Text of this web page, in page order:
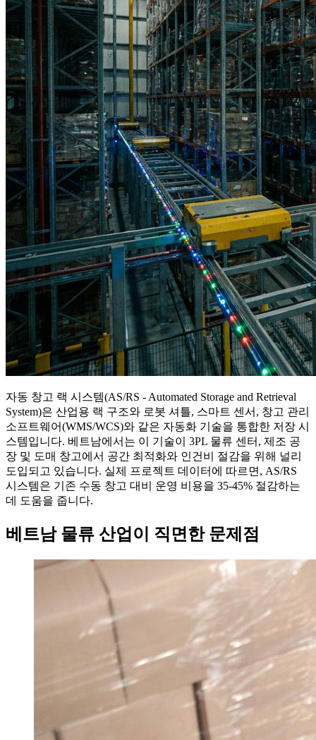
자동 창고 랙 시스템(AS/RS - Automated Storage and Retrieval
System)은 산업용 랙 구조와 로봇 셔틀, 스마트 센서, 창고 관리
소프트웨어(WMS/WCS)와 같은 자동화 기술을 통합한 저장 시
스템입니다. 베트남에서는 이 기술이 3PL 물류 센터, 제조 공
장 및 도매 창고에서 공간 최적화와 인건비 절감을 위해 널리
도입되고 있습니다. 실제 프로젝트 데이터에 따르면, AS/RS
시스템은 기존 수동 창고 대비 운영 비용을 35-45% 절감하는
데 도움을 줍니다.
베트남 물류 산업이 직면한 문제점